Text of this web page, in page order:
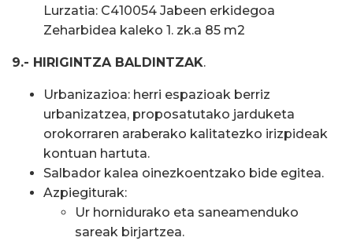
Lurzatia: C410054 Jabeen erkidegoa
Zeharbidea kaleko 1. zk.a 85 m2
9.- HIRIGINTZA BALDINTZAK.
Urbanizazioa: herri espazioak berriz
urbanizatzea, proposatutako jarduketa
orokorraren araberako kalitatezko irizpideak
kontuan hartuta.
Salbador kalea oinezkoentzako bide egitea.
Azpiegiturak:
Ur hornidurako eta saneamenduko
sareak birjartzea.